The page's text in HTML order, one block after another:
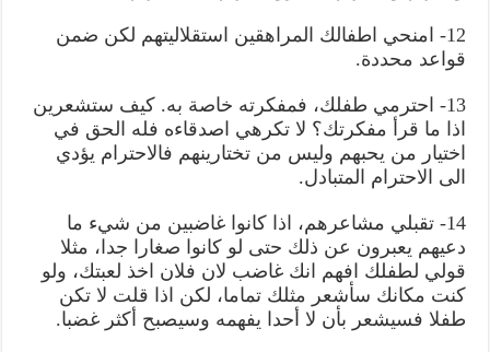
12- امنحي اطفالك المراهقين استقلاليتهم لكن ضمن
قواعد محددة.
13- احترمي طفلك، فمفكرته خاصة به. كيف ستشعرين
اذا ما قرأ مفكرتك؟ لا تكرهي اصدقاءه فله الحق في
اختيار من يحبهم وليس من تختارينهم فالاحترام يؤدي
الى الاحترام المتبادل.
14- تقبلي مشاعرهم، اذا كانوا غاضبين من شيء ما
دعيهم يعبرون عن ذلك حتى لو كانوا صغارا جدا، مثلا
قولي لطفلك افهم انك غاضب لان فلان اخذ لعبتك، ولو
كنت مكانك سأشعر مثلك تماما، لكن اذا قلت لا تكن
طفلا فسيشعر بأن لا أحدا يفهمه وسيصبح أكثر غضبا.